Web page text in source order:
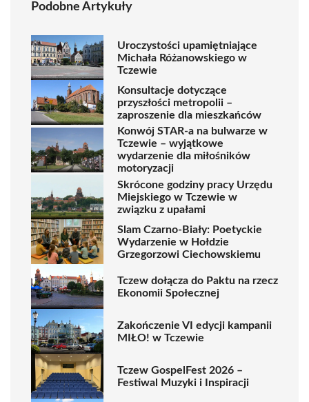
Podobne Artykuły
Uroczystości upamiętniające
Michała Różanowskiego w
Tczewie
Konsultacje dotyczące
przyszłości metropolii –
zaproszenie dla mieszkańców
Konwój STAR-a na bulwarze w
Tczewie – wyjątkowe
wydarzenie dla miłośników
motoryzacji
Skrócone godziny pracy Urzędu
Miejskiego w Tczewie w
związku z upałami
Slam Czarno-Biały: Poetyckie
Wydarzenie w Hołdzie
Grzegorzowi Ciechowskiemu
Tczew dołącza do Paktu na rzecz
Ekonomii Społecznej
Zakończenie VI edycji kampanii
MIŁO! w Tczewie
Tczew GospelFest 2026 –
Festiwal Muzyki i Inspiracji